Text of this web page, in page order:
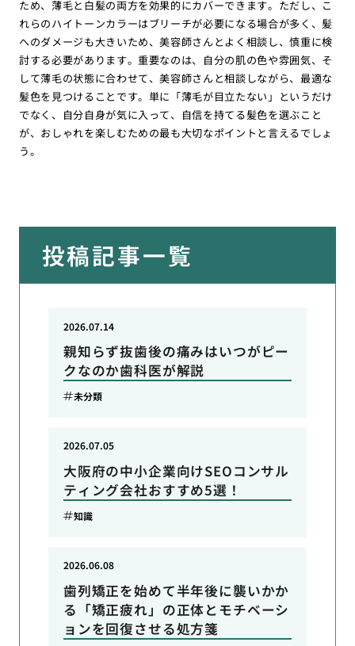
ため、薄毛と白髪の両方を効果的にカバーできます。ただし、こ
れらのハイトーンカラーはブリーチが必要になる場合が多く、髪
へのダメージも大きいため、美容師さんとよく相談し、慎重に検
討する必要があります。重要なのは、自分の肌の色や雰囲気、そ
して薄毛の状態に合わせて、美容師さんと相談しながら、最適な
髪色を見つけることです。単に「薄毛が目立たない」というだけ
でなく、自分自身が気に入って、自信を持てる髪色を選ぶこと
が、おしゃれを楽しむための最も大切なポイントと言えるでしょ
う。
投稿記事一覧
親知らず抜歯後の痛みはいつがピー
クなのか歯科医が解説
2026.07.14
未分類
大阪府の中小企業向けSEOコンサル
ティング会社おすすめ5選！
2026.07.05
知識
歯列矯正を始めて半年後に襲いかか
る「矯正疲れ」の正体とモチベーシ
ョンを回復させる処方箋
2026.06.08